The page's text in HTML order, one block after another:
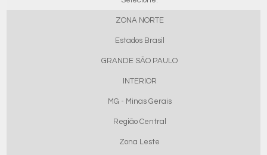
ZONA NORTE
Estados Brasil
GRANDE SÃO PAULO
INTERIOR
MG - Minas Gerais
Região Central
Zona Leste